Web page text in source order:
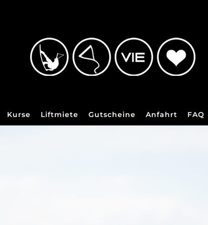
Kurse Liftmiete Gutscheine Anfahrt FAQ